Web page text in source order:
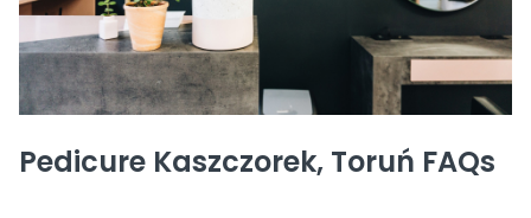
Pedicure Kaszczorek, Toruń FAQs